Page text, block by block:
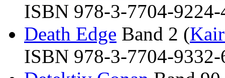
ISBN 978-3-7704-9224-
Death Edge Band 2 (
ISBN 978-3-7704-9332-